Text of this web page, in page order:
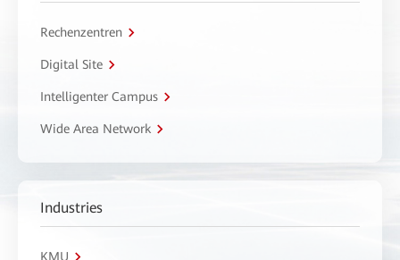
Rechenzentren
Digital Site
Intelligenter Campus
Wide Area Network
Industries
KMU